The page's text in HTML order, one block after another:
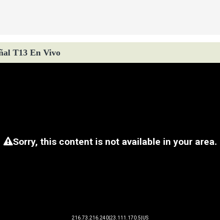
T13 En Vivo